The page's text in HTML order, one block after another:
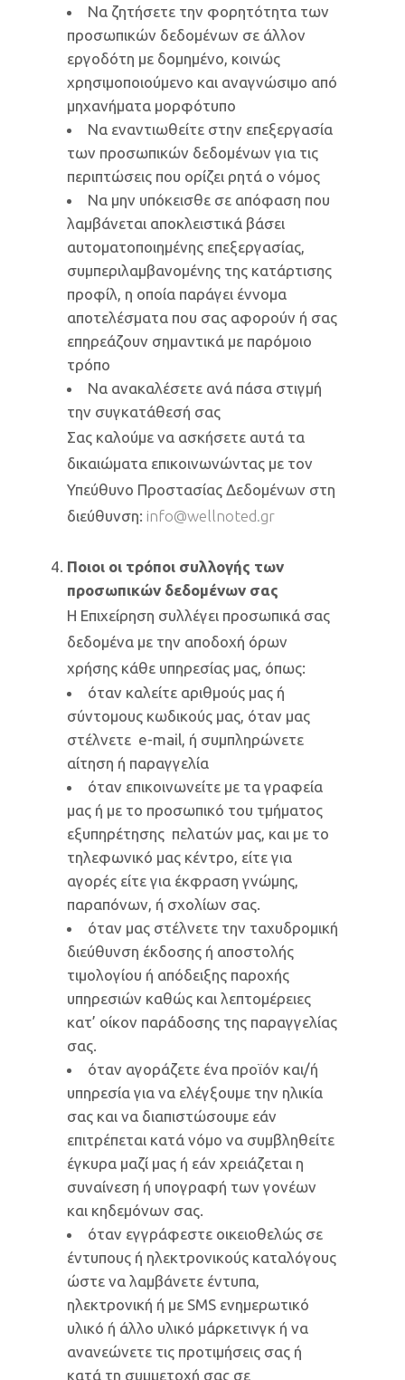
Να ζητήσετε την φορητότητα των
προσωπικών δεδομένων σε άλλον
εργοδότη με δομημένο, κοινώς
χρησιμοποιούμενο και αναγνώσιμο από
μηχανήματα μορφότυπο
Να εναντιωθείτε στην επεξεργασία
των προσωπικών δεδομένων για τις
περιπτώσεις που ορίζει ρητά ο νόμος
Να μην υπόκεισθε σε απόφαση που
λαμβάνεται αποκλειστικά βάσει
αυτοματοποιημένης επεξεργασίας,
συμπεριλαμβανομένης της κατάρτισης
προφίλ, η οποία παράγει έννομα
αποτελέσματα που σας αφορούν ή σας
επηρεάζουν σημαντικά με παρόμοιο
τρόπο
Να ανακαλέσετε ανά πάσα στιγμή
την συγκατάθεσή σας
Σας καλούμε να ασκήσετε αυτά τα
δικαιώματα επικοινωνώντας με τον
Υπεύθυνο Προστασίας Δεδομένων στη
διεύθυνση: info@wellnoted.gr
Ποιοι οι τρόποι συλλογής των
προσωπικών δεδομένων σας
Η Επιχείρηση συλλέγει προσωπικά σας
δεδομένα με την αποδοχή όρων
χρήσης κάθε υπηρεσίας μας, όπως:
όταν καλείτε αριθμούς μας ή
σύντομους κωδικούς μας, όταν μας
στέλνετε e-mail, ή συμπληρώνετε
αίτηση ή παραγγελία
όταν επικοινωνείτε με τα γραφεία
μας ή με το προσωπικό του τμήματος
εξυπηρέτησης πελατών μας, και με το
τηλεφωνικό μας κέντρο, είτε για
αγορές είτε για έκφραση γνώμης,
παραπόνων, ή σχολίων σας.
όταν μας στέλνετε την ταχυδρομική
διεύθυνση έκδοσης ή αποστολής
τιμολογίου ή απόδειξης παροχής
υπηρεσιών καθώς και λεπτομέρειες
κατ’ οίκον παράδοσης της παραγγελίας
σας.
όταν αγοράζετε ένα προϊόν και/ή
υπηρεσία για να ελέγξουμε την ηλικία
σας και να διαπιστώσουμε εάν
επιτρέπεται κατά νόμο να συμβληθείτε
έγκυρα μαζί μας ή εάν χρειάζεται η
συναίνεση ή υπογραφή των γονέων
και κηδεμόνων σας.
όταν εγγράφεστε οικειοθελώς σε
έντυπους ή ηλεκτρονικούς καταλόγους
ώστε να λαμβάνετε έντυπα,
ηλεκτρονική ή με SMS ενημερωτικό
υλικό ή άλλο υλικό μάρκετινγκ ή να
ανανεώνετε τις προτιμήσεις σας ή
κατά τη συμμετοχή σας σε